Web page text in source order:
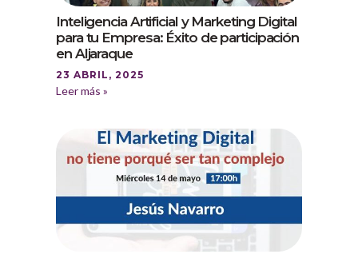
Inteligencia Artificial y Marketing Digital
para tu Empresa: Éxito de participación
en Aljaraque
23 ABRIL, 2025
Leer más »